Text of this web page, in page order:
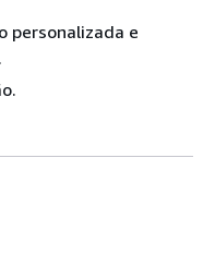
personalizada e